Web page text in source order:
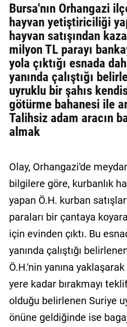
YAZARLAR
BİZE
ULAŞIN
Künye
İletişim
Gizlilik
Politikası
Bursa'nın Orhangazi
hayvan yetiştiriciliği
hayvan satışından
milyon TL parayı
yola çıktığı esnada
yanında çalıştığı
uyruklu bir şahıs
götürme bahanesi ile
Talihsiz adam aracın
almak
Olay, Orhangazi'de
bilgilere göre, kurbanlık
yapan Ö.H. kurban
paraları bir çantaya
için evinden çıktı. Bu
yanında çalıştığı
Ö.H.'nin yanına
yere kadar bırakmayı
olduğu belirlenen Suriye
önüne geldiğinde ise